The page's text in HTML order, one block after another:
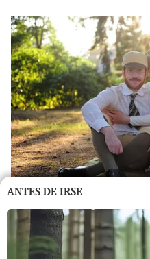
ANTES DE IRSE